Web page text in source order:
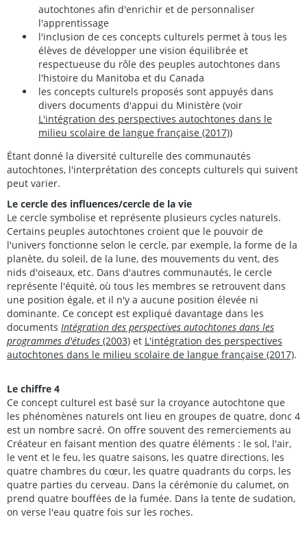
autochtones afin d'enrichir et de personnaliser
l'apprentissage
l'inclusion de ces concepts culturels permet à tous les
élèves de développer une vision équilibrée et
respectueuse du rôle des peuples autochtones dans
l'histoire du Manitoba et du Canada
les concepts culturels proposés sont appuyés dans
divers documents d'appui du Ministère (voir
L'intégration des perspectives autochtones dans le
milieu scolaire de langue française (2017))
Étant donné la diversité culturelle des communautés
autochtones, l'interprétation des concepts culturels qui suivent
peut varier.
Le cercle des influences/cercle de la vie
Le cercle symbolise et représente plusieurs cycles naturels.
Certains peuples autochtones croient que le pouvoir de
l'univers fonctionne selon le cercle, par exemple, la forme de la
planète, du soleil, de la lune, des mouvements du vent, des
nids d'oiseaux, etc. Dans d'autres communautés, le cercle
représente l'équité, où tous les membres se retrouvent dans
une position égale, et il n'y a aucune position élevée ni
dominante. Ce concept est expliqué davantage dans les
documents Intégration des perspectives autochtones dans les
programmes d'études (2003) et L'intégration des perspectives
autochtones dans le milieu scolaire de langue française (2017).
Le chiffre 4
Ce concept culturel est basé sur la croyance autochtone que
les phénomènes naturels ont lieu en groupes de quatre, donc 4
est un nombre sacré. On offre souvent des remerciements au
Créateur en faisant mention des quatre éléments : le sol, l'air,
le vent et le feu, les quatre saisons, les quatre directions, les
quatre chambres du cœur, les quatre quadrants du corps, les
quatre parties du cerveau. Dans la cérémonie du calumet, on
prend quatre bouffées de la fumée. Dans la tente de sudation,
on verse l'eau quatre fois sur les roches.